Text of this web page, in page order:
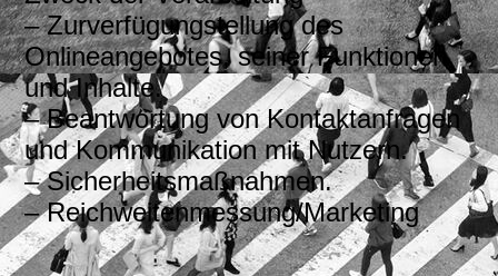
– Zurverfügungstellung des
Onlineangebotes, seiner Funktionen
und Inhalte.
– Beantwortung von Kontaktanfragen
und Kommunikation mit Nutzern.
– Sicherheitsmaßnahmen.
– Reichweitenmessung/Marketing